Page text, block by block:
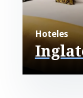
Hoteles